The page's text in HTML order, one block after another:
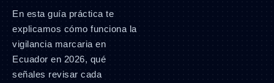
En esta guía práctica te
explicamos cómo funciona la
vigilancia marcaria en
Ecuador en 2026, qué
señales revisar cada